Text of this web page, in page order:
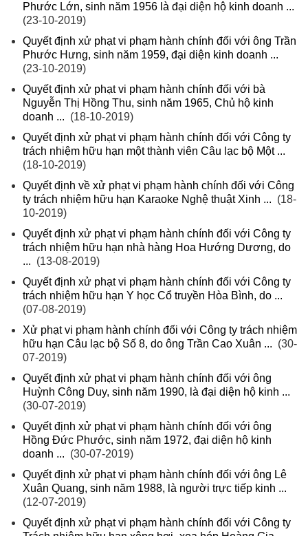
Phước Lớn, sinh năm 1956 là đại diện hộ kinh doanh ...
(23-10-2019)
Quyết định xử phạt vi phạm hành chính đối với ông Trần
Phước Hưng, sinh năm 1959, đại diện kinh doanh ...
(23-10-2019)
Quyết định xử phạt vi phạm hành chính đối với bà
Nguyễn Thị Hồng Thu, sinh năm 1965, Chủ hộ kinh
doanh ... (18-10-2019)
Quyết định xử phạt vi phạm hành chính đối với Công ty
trách nhiệm hữu hạn một thành viên Câu lạc bộ Một ...
(18-10-2019)
Quyết định về xử phạt vi phạm hành chính đối với Công
ty trách nhiệm hữu hạn Karaoke Nghệ thuật Xinh ... (18-
10-2019)
Quyết định xử phạt vi phạm hành chính đối với Công ty
trách nhiệm hữu hạn nhà hàng Hoa Hướng Dương, do
... (13-08-2019)
Quyết định xử phạt vi phạm hành chính đối với Công ty
trách nhiệm hữu hạn Y học Cổ truyền Hòa Bình, do ...
(07-08-2019)
Xử phạt vi phạm hành chính đối với Công ty trách nhiệm
hữu hạn Câu lạc bộ Số 8, do ông Trần Cao Xuân ... (30-
07-2019)
Quyết định xử phạt vi phạm hành chính đối với ông
Huỳnh Công Duy, sinh năm 1990, là đại diện hộ kinh ...
(30-07-2019)
Quyết định xử phạt vi phạm hành chính đối với ông
Hồng Đức Phước, sinh năm 1972, đại diện hộ kinh
doanh ... (30-07-2019)
Quyết định xử phạt vi phạm hành chính đối với ông Lê
Xuân Quang, sinh năm 1988, là người trực tiếp kinh ...
(12-07-2019)
Quyết định xử phạt vi phạm hành chính đối với Công ty